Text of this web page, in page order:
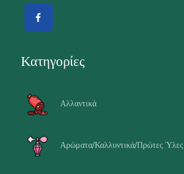
Κατηγορίες
Αλλαντικά
Αρώματα/Καλλυντικά/Πρώτες Ύλες